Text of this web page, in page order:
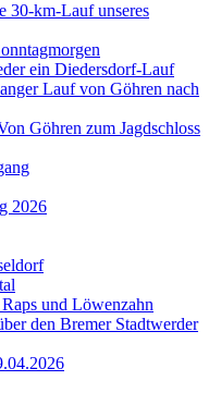
30-km-Lauf unseres
ein Diedersdorf-Lauf
Lauf von Göhren nach
Göhren zum Jagdschloss
2026
und Löwenzahn
den Bremer Stadtwerder